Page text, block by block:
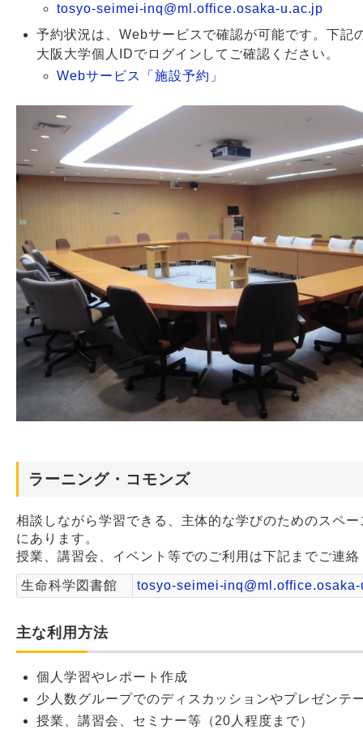
tosyo-seimei-inq@ml.office.osaka-u.ac.jp
予約状況は、Webサービスで確認が可能です。下記
大阪大学個人IDでログインしてご確認ください。
Webサービス「施設予約」
ラーニング・コモンズ
相談しながら学習できる、主体的な学びのためのスペ
にあります。
授業、講習会、イベント等でのご利用は下記までご連
生命科学図書館 tosyo-seimei-
主な利用方法
個人学習やレポート作成
少人数グループでのディスカッションやプレゼンテ
授業、講習会、セミナー等（20人程度まで）